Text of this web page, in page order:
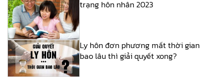
trạng hôn nhân 2023
Ly hôn đơn phương mất thời gian
bao lâu thì giải quyết xong?